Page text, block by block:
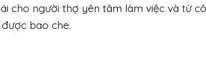
cho người thợ yên tâm làm việc và từ
bao che.